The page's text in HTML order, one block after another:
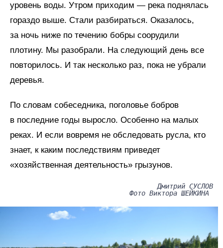
уровень воды. Утром приходим — река поднялась
гораздо выше. Стали разбираться. Оказалось,
за ночь ниже по течению бобры соорудили
плотину. Мы разобрали. На следующий день все
повторилось. И так несколько раз, пока не убрали
деревья.
По словам собеседника, поголовье бобров
в последние годы выросло. Особенно на малых
реках. И если вовремя не обследовать русла, кто
знает, к каким последствиям приведет
«хозяйственная деятельность» грызунов.
Дмитрий СУСЛОВ
Фото Виктора ШЕЙКИНА